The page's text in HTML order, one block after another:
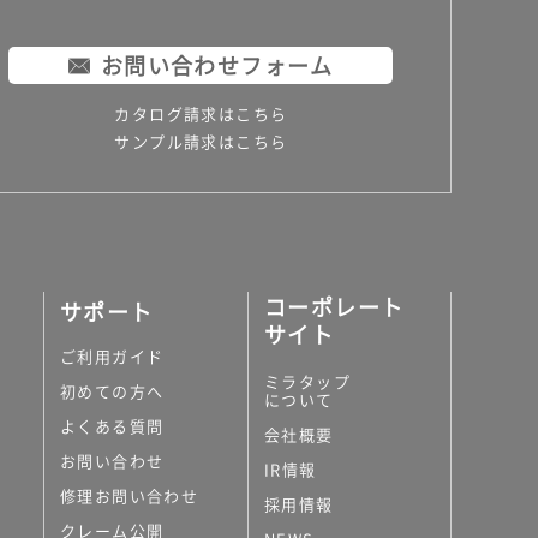
お問い合わせフォーム
カタログ請求はこちら
サンプル請求はこちら
サポート
ご利用ガイド
初めての方へ
よくある質問
お問い合わせ
修理お問い合わせ
クレーム公開
コーポレート
サイト
ミラタップ
について
会社概要
IR情報
採用情報